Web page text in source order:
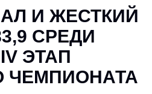
И ЖЕСТКИЙ
СРЕДИ
ЭТАП
ЧЕМПИОНАТА